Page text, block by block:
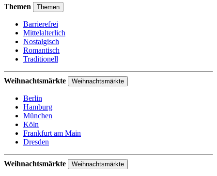
Themen Themen
Barrierefrei
Mittelalterlich
Nostalgisch
Romantisch
Traditionell
Weihnachtsmärkte Weihnachtsmärkte
Berlin
Hamburg
München
Köln
Frankfurt am Main
Dresden
Weihnachtsmärkte Weihnachtsmärkte